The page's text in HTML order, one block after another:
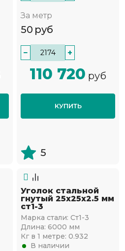
За метр
50 руб
− +
110 720 руб
КУПИТЬ
5
Уголок стальной
гнутый 25х25x2.5 мм
ст1-3
Марка стали: Ст1-3
Длина: 6000 мм
Кг в 1 метре: 0.932
В наличии